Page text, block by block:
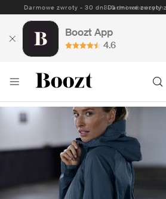
Darmowe zwroty - 30 dni Darmowe zwroty
Boozt App
4.6